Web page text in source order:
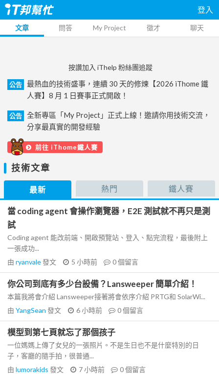
登入
文章 問答 My Project 徵才 聊天
按讚加入 iThelp 粉絲團追蹤
公告
最熱血的技術盛事，連續 30 天的修煉【2026 iThome 鐵
人賽】8 月 1 日賽事正式開啟！
公告
全新專區「My Project」正式上線！邀請你用技術交流，
分享最真實的開發經驗
前往 iThome鐵人賽
技術文章
最新 熱門 鐵人賽
當 coding agent 會操作瀏覽器，E2E 測試就不再只是測
試
Coding agent 能改前端、開啟預覽站、登入、點完流程，最後附上
一張成功...
由 ryanvale發文 5 小時前 0個留言
你公司到底有多少台設備？Lansweeper 簡單介紹！
本篇我將會介紹 Lansweeper接著將會依序介紹 PRTG和 SolarWi...
由 YangSean 發文 6 小時前 0個留言
模型到第七頁就忘了那個孩子
一位媽媽上傳了女兒的一張照片。不是生日也不是什麼特別的日
子，客廳的隨手拍，很普通...
由 lumorakids 發文 7 小時前 0個留言